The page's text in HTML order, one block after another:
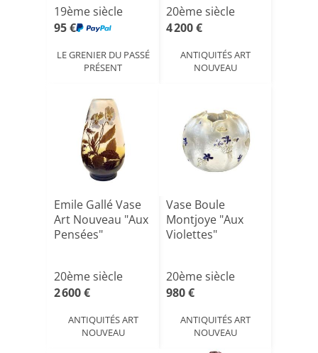
Rou[...]
19ème siècle
95 €
LE GRENIER DU PASSÉ
PRÉSENT
20ème siècle
4 200 €
ANTIQUITÉS ART
NOUVEAU
Emile Gallé Vase
Art Nouveau "Aux
Pensées"
20ème siècle
2 600 €
ANTIQUITÉS ART
NOUVEAU
Vase Boule
Montjoye "Aux
Violettes"
20ème siècle
980 €
ANTIQUITÉS ART
NOUVEAU